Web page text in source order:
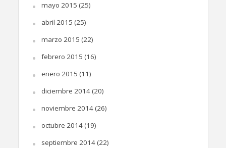
mayo 2015 (25)
abril 2015 (25)
marzo 2015 (22)
febrero 2015 (16)
enero 2015 (11)
diciembre 2014(20)
noviembre 2014(26)
octubre 2014(19)
septiembre 2014(22)